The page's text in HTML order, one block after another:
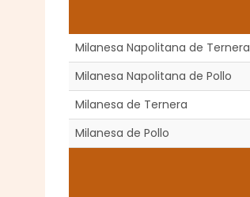
Milanesa Napolitana de Ternera
Milanesa Napolitana de Pollo
Milanesa de Ternera
Milanesa de Pollo